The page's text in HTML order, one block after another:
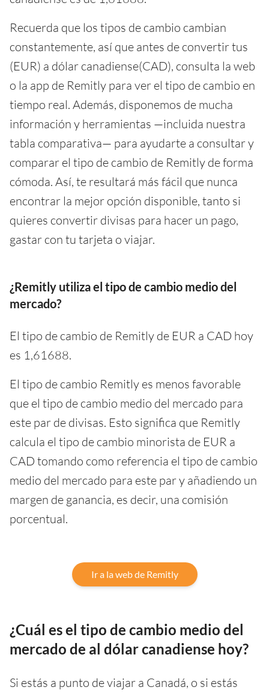
Recuerda que los tipos de cambio cambian
constantemente, así que antes de convertir tus
(EUR) a dólar canadiense(CAD), consulta la web
o la app de Remitly para ver el tipo de cambio en
tiempo real. Además, disponemos de mucha
información y herramientas —incluida nuestra
tabla comparativa— para ayudarte a consultar y
comparar el tipo de cambio de Remitly de forma
cómoda. Así, te resultará más fácil que nunca
encontrar la mejor opción disponible, tanto si
quieres convertir divisas para hacer un pago,
gastar con tu tarjeta o viajar.
¿Remitly utiliza el tipo de cambio medio del
mercado?
El tipo de cambio de Remitly de EUR a CAD hoy
es 1,61688.
El tipo de cambio Remitly es menos favorable
que el tipo de cambio medio del mercado para
este par de divisas. Esto significa que Remitly
calcula el tipo de cambio minorista de EUR a
CAD tomando como referencia el tipo de cambio
medio del mercado para este par y añadiendo un
margen de ganancia, es decir, una comisión
porcentual.
Ir a la web de Remitly
¿Cuál es el tipo de cambio medio del
mercado de al dólar canadiense hoy?
Si estás a punto de viajar a Canadá, o si estás